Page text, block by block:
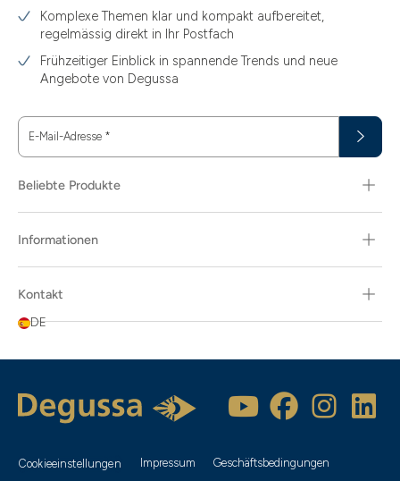
Komplexe Themen klar und kompakt aufbereitet,
regelmässig direkt in Ihr Postfach
Frühzeitiger Einblick in spannende Trends und neue
Angebote von Degussa
E-Mail-Adresse *
Beliebte Produkte
Informationen
Kontakt
DE
Cookieeinstellungen Impressum Geschäftsbedingungen